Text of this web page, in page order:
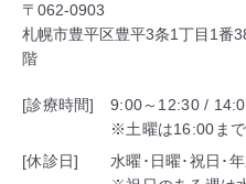
〒062-0903
札幌市豊平区豊平3条1丁目1番
階
[診療時間]
9:00～12:30 /
※土曜は16:00まで
[休診日]
水曜･日曜･祝日･